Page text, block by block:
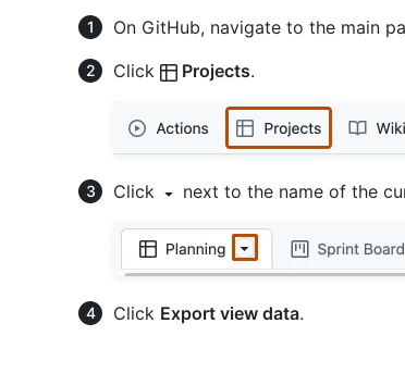
On GitHub, navigate to the main
Click
Projects.
Click next to the name of the
Click Export view data.